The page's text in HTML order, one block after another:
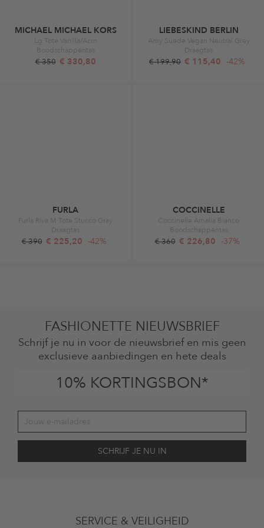
MICHAEL MICHAEL KORS
Lg Tote Vanilla/Acrn
Boodschappentas
€ 350 € 330,80
LIEBESKIND BERLIN
Amy Suede Vegan Neutral Grey
Draagtas
€ 199,90 € 115,40 -42%
FURLA
Furla Riva M Tote Stucco Gray
Draagtas
€ 390 € 225,20 -42%
COCCINELLE
Coccinelle Amalia Blanco
Boodschappentas
€ 360 € 226,80 -37%
FASHIONETTE NIEUWSBRIEF
Schrijf je nu in voor de nieuwsbrief en mis geen
exclusieve aanbiedingen en hete deals
10% KORTINGSBON*
gegevens gebruikt voor reclamedoeleinden conform de bepalingen
SERVICE & VEILIGHEID